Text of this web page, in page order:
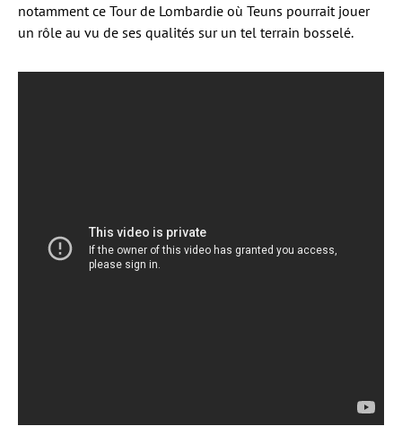
notamment ce Tour de Lombardie où Teuns pourrait jouer
un rôle au vu de ses qualités sur un tel terrain bosselé.